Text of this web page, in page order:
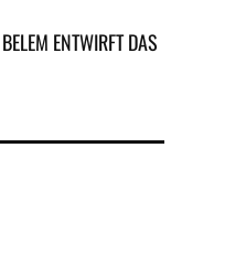
ENTWIRFT DAS